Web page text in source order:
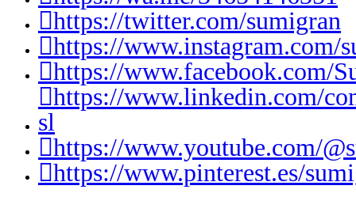
https://twitter.com/sumigran
https://www.instagram.com/
https://www.facebook.com/
https://www.linkedin.com/
sl
https://www.youtube.com/
https://www.pinterest.es/